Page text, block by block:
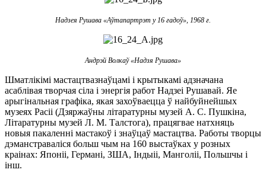
Надзея Рушава «Аўтапартрэт у 16 гадоў», 1968 г.
Андрэй Волкаў «Надзя Рушава»
Шматлікімі мастацтвазнаўцамі і крытыкамі адзначана
асаблівая творчая сіла і энергія работ Надзеі Рушавай. Яе
арыгінальная графіка, якая захоўваецца ў найбуйнейшых
музеях Расіі (Дзяржаўны літаратурны музей А. С. Пушкіна,
Літаратурны музей Л. М. Талстога), працягвае натхняць
новыя пакаленні мастакоў і знаўцаў мастацтва. Работы творцы
дэманстраваліся больш чым на 160 выстаўках у розных
краінах: Японіі, Германі, ЗША, Індыіі, Манголіі, Польшчы і
інш.